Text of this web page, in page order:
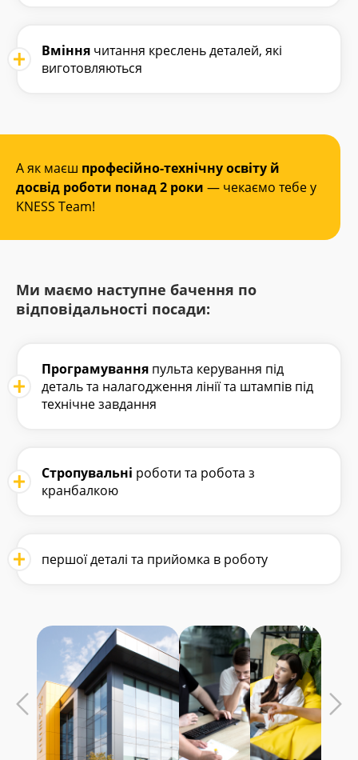
Вміння читання креслень деталей, які
виготовляються
А як маєш професійно-технічну освіту й
досвід роботи понад 2 роки — чекаємо тебе у
KNESS Team!
Ми маємо наступне бачення по
відповідальності посади:
Програмування пульта керування під
деталь та налагодження лінії та штампів під
технічне завдання
Стропувальні роботи та робота з
кранбалкою
першої деталі та прийомка в роботу